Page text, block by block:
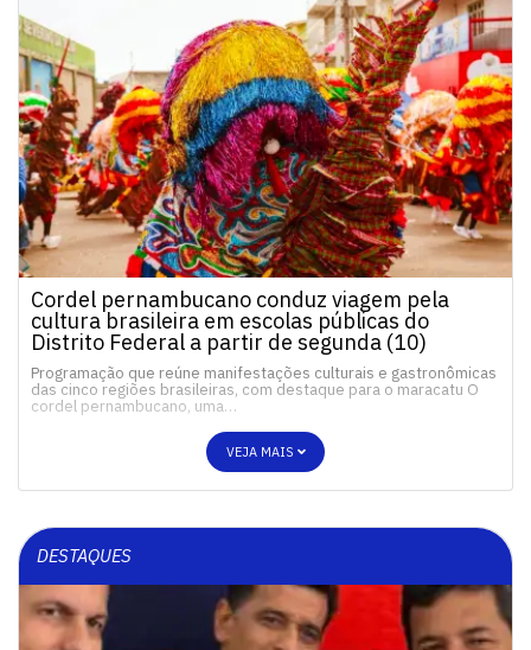
Cordel pernambucano conduz viagem pela
cultura brasileira em escolas públicas do
Distrito Federal a partir de segunda (10)
Programação que reúne manifestações culturais e gastronômicas
das cinco regiões brasileiras, com destaque para o maracatu O
cordel pernambucano, uma…
VEJA MAIS
DESTAQUES